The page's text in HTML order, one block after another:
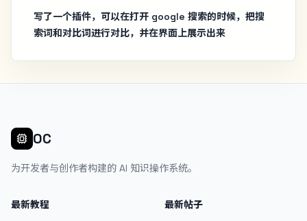
写了一个插件，可以在打开 google 搜索的时候，把搜
索词和对比词进行对比，并在界面上展示出来
OC
为开发者与创作者构建的 AI 知识操作系统。
最新教程 最新帖子